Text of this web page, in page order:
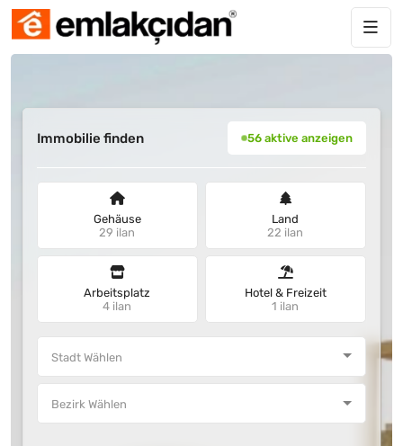
Immobilie finden 56 aktive anzeigen
Gehäuse
29 ilan
Land
22 ilan
Arbeitsplatz
4 ilan
Hotel & Freizeit
1 ilan